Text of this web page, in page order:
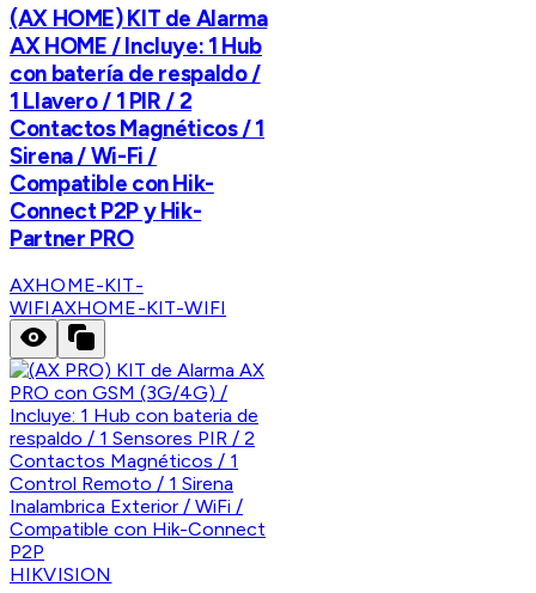
(AX HOME) KIT de Alarma
AX HOME / Incluye: 1 Hub
con batería de respaldo /
1 Llavero / 1 PIR / 2
Contactos Magnéticos / 1
Sirena / Wi-Fi /
Compatible con Hik-
Connect P2P y Hik-
Partner PRO
AXHOME-KIT-
WIFIAXHOME-KIT-WIFI
HIKVISION